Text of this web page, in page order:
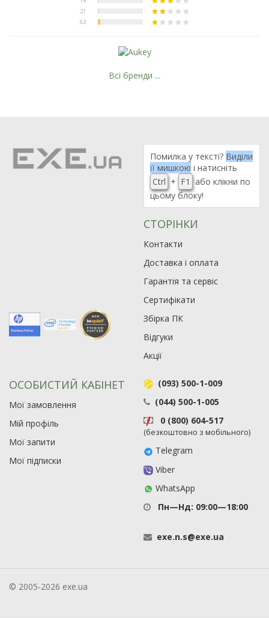
Всі бренди ...
Помилка у тексті? Виділи
її мишкою і натисніть
Ctrl + F1
або клікни по
цьому блоку!
СТОРІНКИ
Контакти
Доставка і оплата
Гарантія та сервіс
Сертифікати
Збірка ПК
Відгуки
Акції
ОСОБИСТИЙ КАБІНЕТ
Мої замовлення
Мій профіль
Мої запити
Мої підписки
(093) 500-1-009
(044) 500-1-005
0 (800) 604-517
(безкоштовно з мобільного)
Telegram
Viber
WhatsApp
Пн—Нд: 09:00—18:00
exe.n.s@exe.ua
© 2005-2026 exe.ua